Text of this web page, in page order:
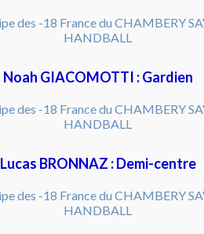
Noah GIACOMOTTI : Gardien
Lucas BRONNAZ : Demi-centre